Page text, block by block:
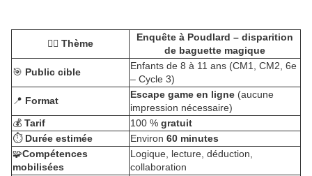
🧙‍♂️ Thème
Enquête à Poudlard – disparition
de baguette magique
🎯 Public cible
Enfants de 8 à 11 ans (CM1, CM2, 6e
– Cycle 3)
📍 Format
Escape game en ligne (aucune
impression nécessaire)
💰 Tarif 100 % gratuit
⏱️ Durée estimée Environ 60 minutes
🧩Compétences
mobilisées
Logique, lecture, déduction,
collaboration